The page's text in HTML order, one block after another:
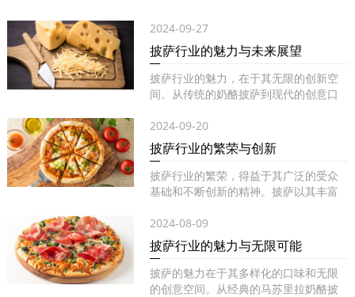
2024-09-27
披萨行业的魅力与未来展望
披萨行业的魅力，在于其无限的创新空
间。从传统的奶酪披萨到现代的创意口
2024-09-20
披萨行业的繁荣与创新
披萨行业的繁荣，得益于其广泛的受众
基础和不断创新的精神。披萨以其丰富
2024-08-09
披萨行业的魅力与无限可能
披萨的魅力在于其多样化的口味和无限
的创意空间。从经典的马苏里拉奶酪披